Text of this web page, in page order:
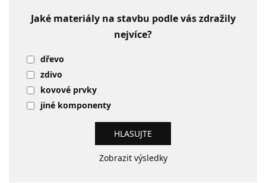
Jaké materiály na stavbu podle vás zdražily
nejvíce?
dřevo
zdivo
kovové prvky
jiné komponenty
Zobrazit výsledky